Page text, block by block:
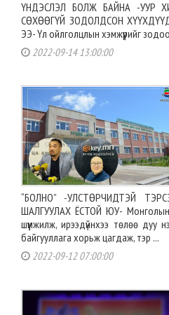
ҮНДЭСЛЭЛ БОЛЖ БАЙНА -УУР
СӨХӨӨГҮЙ ЗОДОЛДСОН
ЭЭ- Үл ойлголцлын хэмжүүрийг
2022-09-14 13:00:00
“БОЛНО” -УЛСТӨРЧИДТЭЙ
ШАЛГУУЛАХ ЁСТОЙ ЮУ- Монголын
шүүмжилж, ирээдүйнхээ төлөө дуу
байгууллага хорьж цагдаж, тэр ...
2022-09-12 07:00:00